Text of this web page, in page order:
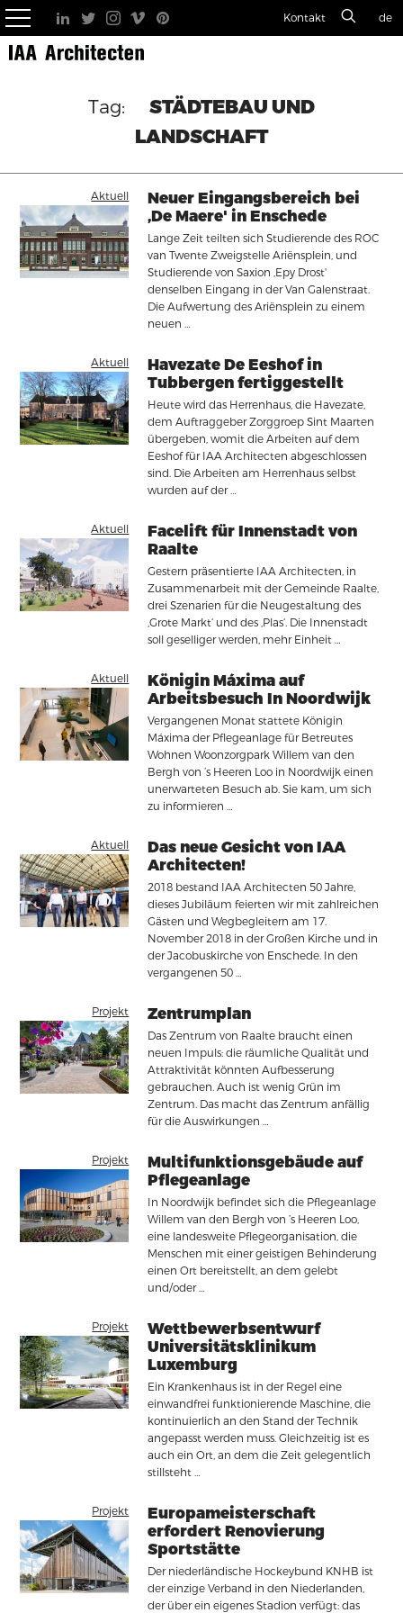
Kontakt de
STÄDTEBAU UND
LANDSCHAFT
Aktuell
Neuer Eingangsbereich bei
‚De Maere' in Enschede
Lange Zeit teilten sich Studierende des ROC
van Twente Zweigstelle Ariënsplein, und
Studierende von Saxion ‚Epy Drost'
denselben Eingang in der Van Galenstraat.
Die Aufwertung des Ariënsplein zu einem
neuen …
Aktuell
Havezate De Eeshof in
Tubbergen fertiggestellt
Heute wird das Herrenhaus, die Havezate,
dem Auftraggeber Zorggroep Sint Maarten
übergeben, womit die Arbeiten auf dem
Eeshof für IAA Architecten abgeschlossen
sind. Die Arbeiten am Herrenhaus selbst
wurden auf der …
Aktuell
Facelift für Innenstadt von
Raalte
Gestern präsentierte IAA Architecten, in
Zusammenarbeit mit der Gemeinde Raalte,
drei Szenarien für die Neugestaltung des
‚Grote Markt‘ und des ‚Plas‘. Die Innenstadt
soll geselliger werden, mehr Einheit …
Aktuell
Königin Máxima auf
Arbeitsbesuch In Noordwijk
Vergangenen Monat stattete Königin
Máxima der Pflegeanlage für Betreutes
Wohnen Woonzorgpark Willem van den
Bergh von ’s Heeren Loo in Noordwijk einen
unerwarteten Besuch ab. Sie kam, um sich
zu informieren …
Aktuell
Das neue Gesicht von IAA
Architecten!
2018 bestand IAA Architecten 50 Jahre,
dieses Jubiläum feierten wir mit zahlreichen
Gästen und Wegbegleitern am 17.
November 2018 in der Großen Kirche und in
der Jacobuskirche von Enschede. In den
vergangenen 50 …
Projekt Zentrumplan
Das Zentrum von Raalte braucht einen
neuen Impuls: die räumliche Qualität und
Attraktivität könnten Aufbesserung
gebrauchen. Auch ist wenig Grün im
Zentrum. Das macht das Zentrum anfällig
für die Auswirkungen …
Projekt
Multifunktionsgebäude auf
Pflegeanlage
In Noordwijk befindet sich die Pflegeanlage
Willem van den Bergh von ’s Heeren Loo,
eine landesweite Pflegeorganisation, die
Menschen mit einer geistigen Behinderung
einen Ort bereitstellt, an dem gelebt
und/oder …
Projekt
Wettbewerbsentwurf
Universitätsklinikum
Luxemburg
Ein Krankenhaus ist in der Regel eine
einwandfrei funktionierende Maschine, die
kontinuierlich an den Stand der Technik
angepasst werden muss. Gleichzeitig ist es
auch ein Ort, an dem die Zeit gelegentlich
stillsteht …
Projekt
Europameisterschaft
erfordert Renovierung
Sportstätte
Der niederländische Hockeybund KNHB ist
der einzige Verband in den Niederlanden,
der über ein eigenes Stadion verfügt: das